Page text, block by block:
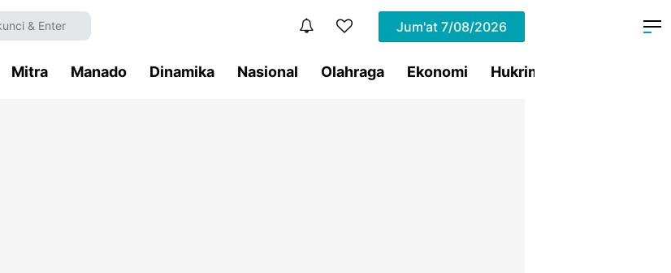
Jum'at 7/08/2026
Mitra Manado Dinamika Nasional Olahraga Ekonomi Hukrim